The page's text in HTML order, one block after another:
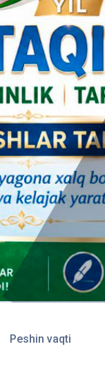
Peshin vaqti